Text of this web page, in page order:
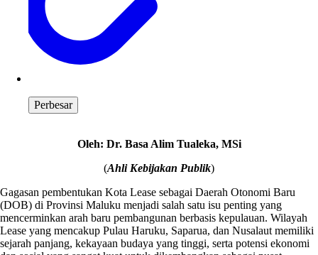
Perbesar
Oleh: Dr. Basa Alim Tualeka, MSi
(Ahli Kebijakan Publik)
Gagasan pembentukan Kota Lease sebagai Daerah Otonomi Baru
(DOB) di Provinsi Maluku menjadi salah satu isu penting yang
mencerminkan arah baru pembangunan berbasis kepulauan. Wilayah
Lease yang mencakup Pulau Haruku, Saparua, dan Nusalaut memiliki
sejarah panjang, kekayaan budaya yang tinggi, serta potensi ekonomi